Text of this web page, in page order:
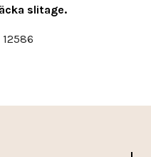
slitage.
12586